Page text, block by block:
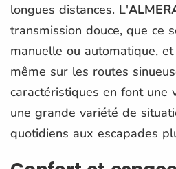
longues distances. L'
transmission douce, que ce
manuelle ou automatique,
même sur les routes
caractéristiques en font une
une grande variété de
quotidiens aux escapades